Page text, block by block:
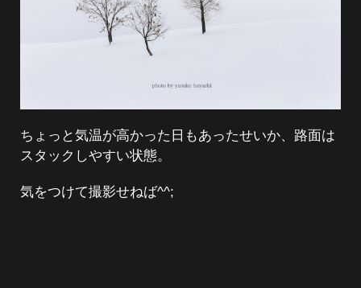
ちょっと気温が高かった日もあったせいか、路面は
スタックしやすい状態。
気をつけて撮影せねば^^;